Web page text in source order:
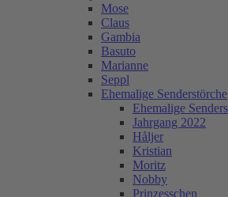
Mose
Claus
Gambia
Basuto
Marianne
Seppl
Ehemalige Senderstörche
Ehemalige
Jahrgang 2022
Håljer
Kristian
Moritz
Nobby
Prinzesschen